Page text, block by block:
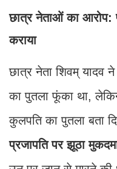
छात्र नेताओं का आरोप:
कराया
छात्र नेता शिवम् यादव ने
का पुतला फूंका था,
कुलपति का पुतला बता
प्रजापति पर झूठा